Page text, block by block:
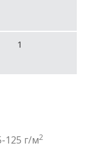
1
125 г/м2